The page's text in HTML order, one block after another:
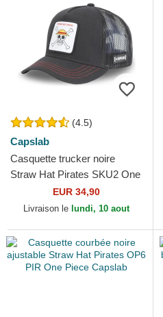
(4.5)
Capslab
Casquette trucker noire
Straw Hat Pirates SKU2 One
Piece CapslabEUR 34,90
Livraison le lundi, 10 aout